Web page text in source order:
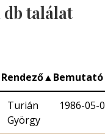
db találat
Rendező▲Bemutató
Turián
György
1986-05-